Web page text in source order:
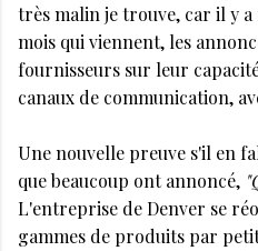
très malin je trouve, car il y
mois qui viennent, les
fournisseurs sur leur
canaux de communication,
Une nouvelle preuve s'il en
que beaucoup ont annoncé,
L'entreprise de Denver se
gammes de produits par